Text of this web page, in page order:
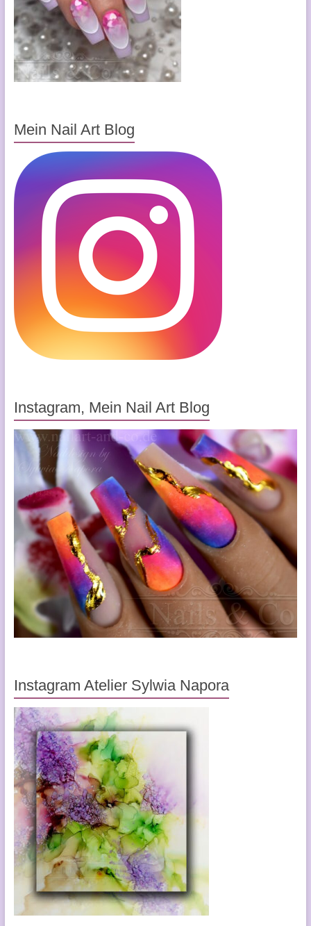
Mein Nail Art Blog
Instagram, Mein Nail Art Blog
Instagram Atelier Sylwia Napora